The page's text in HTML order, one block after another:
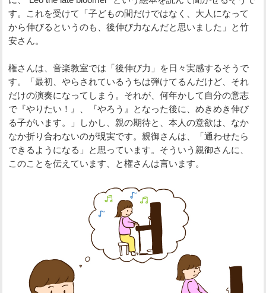
す。これを受けて「子どもの間だけではなく、大人になって
から伸びるというのも、後伸び力なんだと思いました」と竹
安さん。
権さんは、音楽教室では「後伸び力」を日々実感するそうで
す。「最初、やらされているうちは弾けてるんだけど、それ
だけの演奏になってしまう。それが、何年かして自分の意志
で『やりたい！』、『やろう』となった後に、めきめき伸び
る子がいます。」しかし、親の期待と、本人の意欲は、なか
なか折り合わないのが現実です。親御さんは、「通わせたら
できるようになる」と思っています。そういう親御さんに、
このことを伝えています、と権さんは言います。